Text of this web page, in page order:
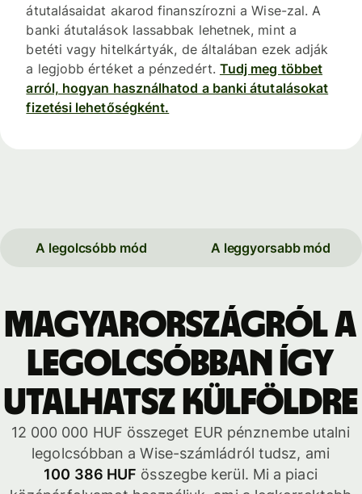
átutalásaidat akarod finanszírozni a Wise-zal. A
banki átutalások lassabbak lehetnek, mint a
betéti vagy hitelkártyák, de általában ezek adják
a legjobb értéket a pénzedért. Tudj meg többet
arról, hogyan használhatod a banki átutalásokat
fizetési lehetőségként.
A legolcsóbb mód A leggyorsabb mód
Magyarországról a
legolcsóbban így
utalhatsz külföldre
12 000 000 HUF összeget EUR pénznembe utalni
legolcsóbban a Wise-számládról tudsz, ami
100 386 HUF összegbe kerül. Mi a piaci